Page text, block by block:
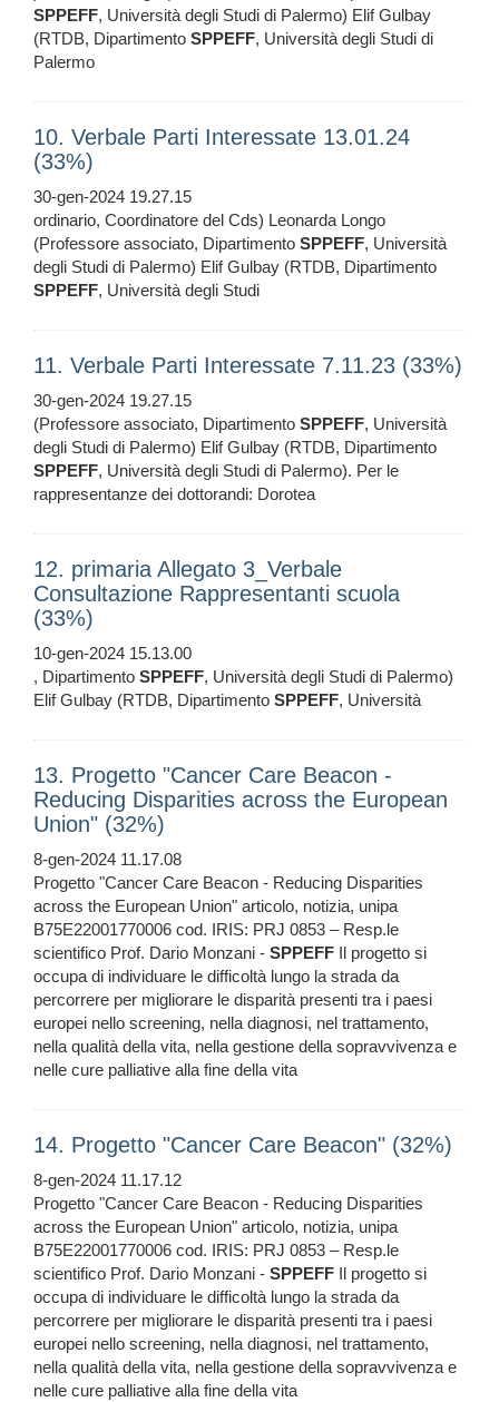
SPPEFF, Università degli Studi di Palermo) Elif Gulbay
(RTDB, Dipartimento SPPEFF, Università degli Studi di
Palermo
10. Verbale Parti Interessate 13.01.24
(33%)
30-gen-2024 19.27.15
ordinario, Coordinatore del Cds) Leonarda Longo
(Professore associato, Dipartimento SPPEFF, Università
degli Studi di Palermo) Elif Gulbay (RTDB, Dipartimento
SPPEFF, Università degli Studi
11. Verbale Parti Interessate 7.11.23 (33%)
30-gen-2024 19.27.15
(Professore associato, Dipartimento SPPEFF, Università
degli Studi di Palermo) Elif Gulbay (RTDB, Dipartimento
SPPEFF, Università degli Studi di Palermo). Per le
rappresentanze dei dottorandi: Dorotea
12. primaria Allegato 3_Verbale
Consultazione Rappresentanti scuola
(33%)
10-gen-2024 15.13.00
, Dipartimento SPPEFF, Università degli Studi di Palermo)
Elif Gulbay (RTDB, Dipartimento SPPEFF, Università
13. Progetto "Cancer Care Beacon -
Reducing Disparities across the European
Union" (32%)
8-gen-2024 11.17.08
Progetto "Cancer Care Beacon - Reducing Disparities
across the European Union" articolo, notizia, unipa
B75E22001770006 cod. IRIS: PRJ 0853 – Resp.le
scientifico Prof. Dario Monzani - SPPEFF Il progetto si
occupa di individuare le difficoltà lungo la strada da
percorrere per migliorare le disparità presenti tra i paesi
europei nello screening, nella diagnosi, nel trattamento,
nella qualità della vita, nella gestione della sopravvivenza e
nelle cure palliative alla fine della vita
14. Progetto "Cancer Care Beacon" (32%)
8-gen-2024 11.17.12
Progetto "Cancer Care Beacon - Reducing Disparities
across the European Union" articolo, notizia, unipa
B75E22001770006 cod. IRIS: PRJ 0853 – Resp.le
scientifico Prof. Dario Monzani - SPPEFF Il progetto si
occupa di individuare le difficoltà lungo la strada da
percorrere per migliorare le disparità presenti tra i paesi
europei nello screening, nella diagnosi, nel trattamento,
nella qualità della vita, nella gestione della sopravvivenza e
nelle cure palliative alla fine della vita